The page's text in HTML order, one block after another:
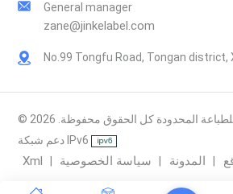
General manager
zane@jinkelabel.com
No.99 Tongfu Road, Tongan district,
© 2026 شيامن جينكي ويي للطباعة المحدودة كل الحقوق محفوظة.
دعم شبكة IPv6
Xml المدونة سياسة الخصوصية